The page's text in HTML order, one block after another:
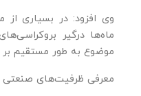
وی افزود: در بسیاری از
ماه‌ها درگیر
موضوع به طور مستقیم بر
معرفی ظرفیت‌های صنعتی